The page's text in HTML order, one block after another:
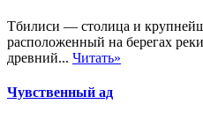
Тбилиси — столица и
расположенный на берегах
древний... Читать»
Чувственный ад